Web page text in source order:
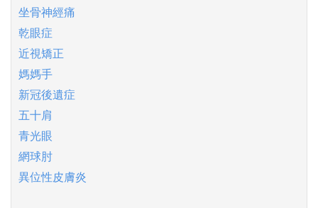
坐骨神經痛
乾眼症
近視矯正
媽媽手
新冠後遺症
五十肩
青光眼
網球肘
異位性皮膚炎